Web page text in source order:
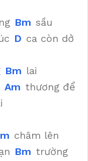
Bm sầu
D ca còn dở
Bm lai
Am thương để
châm lên
Bm trường